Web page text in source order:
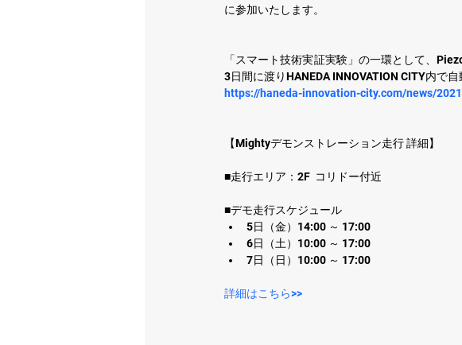
に参加いたします。
「スマート技術実証実験」の一環として、
3日間に渡りHANEDA INNOVATION CITY内で
https://haneda-innovation-city.com/news/
【Mightyデモンストレーション走行 詳細】
■走行エリア：2F  コリドー付近
■デモ走行スケジュール
5日（金）14:00 ～ 17:00
6日（土）10:00 ～ 17:00
7日（日）10:00 ～ 17:00
詳細はこちら>>